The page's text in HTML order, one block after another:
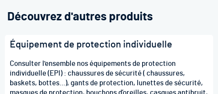
Découvrez d'autres produits
Équipement de protection individuelle
Consulter l'ensemble nos équipements de protection
individuelle (EPI) : chaussures de sécurité ( chaussures,
baskets, bottes...), gants de protection, lunettes de sécurité,